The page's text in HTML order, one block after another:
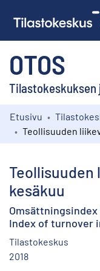
OTOS
Kokoelmat
Etusivu
Teollisuuden
kesäkuu
Index of turnover
Tilastokeskus
2018